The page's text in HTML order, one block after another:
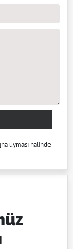
na uyması halinde